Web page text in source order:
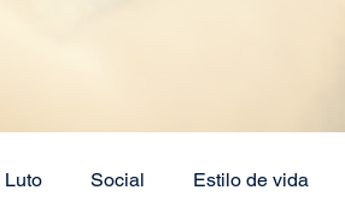
Luto Social Estilo de vida